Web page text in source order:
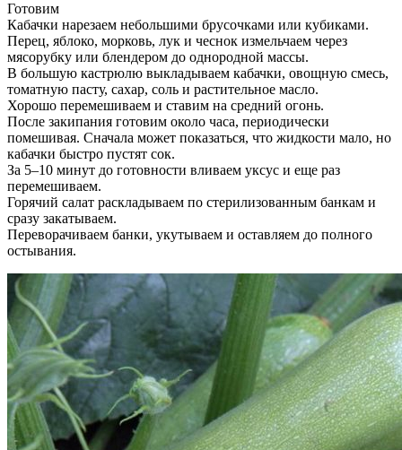
Готовим
Кабачки нарезаем небольшими брусочками или кубиками.
Перец, яблоко, морковь, лук и чеснок измельчаем через
мясорубку или блендером до однородной массы.
В большую кастрюлю выкладываем кабачки, овощную смесь,
томатную пасту, сахар, соль и растительное масло.
Хорошо перемешиваем и ставим на средний огонь.
После закипания готовим около часа, периодически
помешивая. Сначала может показаться, что жидкости мало, но
кабачки быстро пустят сок.
За 5–10 минут до готовности вливаем уксус и еще раз
перемешиваем.
Горячий салат раскладываем по стерилизованным банкам и
сразу закатываем.
Переворачиваем банки, укутываем и оставляем до полного
остывания.